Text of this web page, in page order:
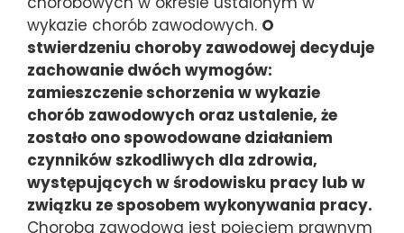
wykazie chorób zawodowych. O
stwierdzeniu choroby zawodowej decyduje
zachowanie dwóch wymogów:
zamieszczenie schorzenia w wykazie
chorób zawodowych oraz ustalenie, że
zostało ono spowodowane działaniem
czynników szkodliwych dla zdrowia,
występujących w środowisku pracy lub w
związku ze sposobem wykonywania pracy.
Choroba zawodowa jest pojęciem prawnym